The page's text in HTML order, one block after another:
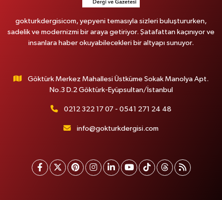
gokturkdergisicom, yepyeni temasıyla sizleri buluştururken,
sadelik ve modernizmi bir araya getiriyor. Şatafattan kaçınıyor ve
insanlara haber okuyabilecekleri bir altyapı sunuyor.
Göktürk Merkez Mahallesi Üstküme Sokak Manolya Apt.
No.3 D.2 Göktürk-Eyüpsultan/İstanbul
0212 322 17 07 - 0541 271 24 48
info@gokturkdergisi.com